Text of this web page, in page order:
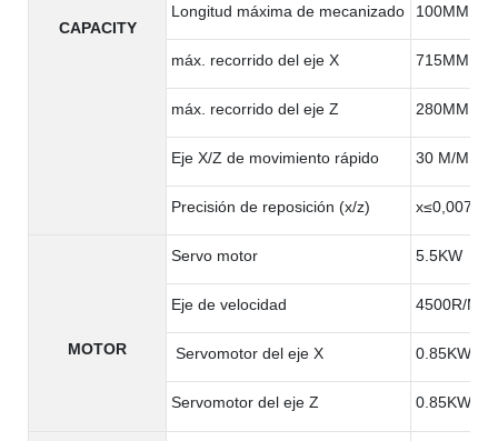
CAPACITY
Longitud máxima de mecanizado 100MM
máx. recorrido del eje X 715MM
máx. recorrido del eje Z 280MM
Eje X/Z de movimiento rápido 30 M/MIN
Precisión de reposición (x/z)
MOTOR
Servo motor 5.5KW
Eje de velocidad 4500R/MIN
Servomotor del eje X 0.85KW
Servomotor del eje Z 0.85KW